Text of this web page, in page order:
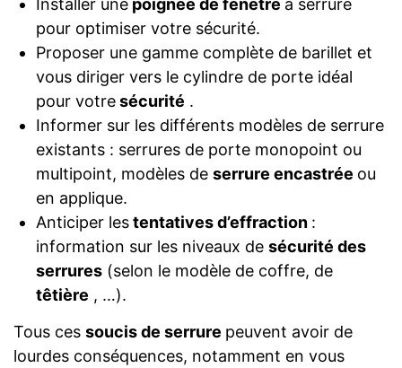
Installer unepoignée de fenêtre à serrure
pour optimiser votre sécurité.
Proposer une gamme complète de barillet et
vous diriger vers le cylindre de porte idéal
pour votresécurité .
Informer sur les différents modèles de serrure
existants : serrures de porte monopoint ou
multipoint, modèles de serrure encastrée ou
en applique.
Anticiper lestentatives d’effraction :
information sur les niveaux de sécurité des
serrures(selon le modèle de coffre, de
têtière , …).
Tous ces soucis de serrure peuvent avoir de
lourdes conséquences, notamment en vous